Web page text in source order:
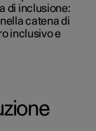
di inclusione:
catena di
inclusivo e